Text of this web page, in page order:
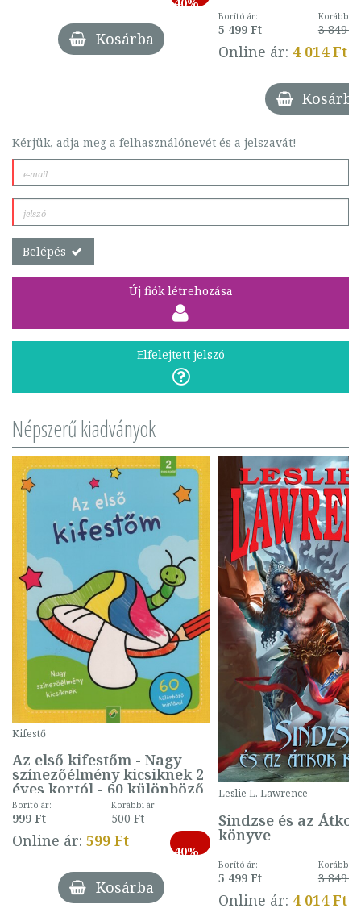
Kosárba
Borító ár:
5 499 Ft
Korábbi
3 849 Ft
Online ár: 4 014 Ft
Kosárba
Kérjük, adja meg a felhasználónevét és a jelszavát!
Belépés
Új fiók létrehozása
Elfelejtett jelszó
Népszerű kiadványok
Kifestő
Az első kifestőm - Nagy
színezőélmény kicsiknek 2
éves kortól - 60 különböző
mintával (gombás)
Borító ár:
999 Ft
Korábbi ár:
500 Ft
Online ár: 599 Ft
-
40%
Kosárba
Leslie L. Lawrence
Sindzse és az Átkok
könyve
Borító ár:
5 499 Ft
Korábbi
3 849 Ft
Online ár: 4 014 Ft